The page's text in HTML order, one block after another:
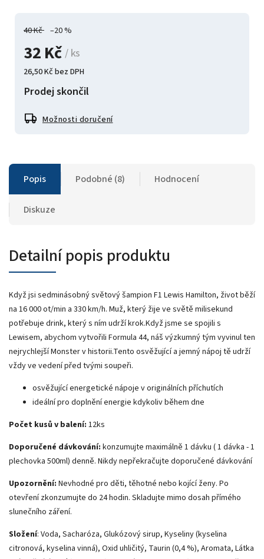
40 Kč –20 %
32 Kč/ ks
26,50 Kč bez DPH
Prodej skončil
Možnosti doručení
Popis Podobné (8) Hodnocení
Diskuze
Detailní popis produktu
Když jsi sedminásobný světový šampion F1 Lewis Hamilton, život běží
na 16 000 ot/min a 330 km/h. Muž, který žije ve světě milisekund
potřebuje drink, který s ním udrží krok.Když jsme se spojili s
Lewisem, abychom vytvořili Formula 44, náš výzkumný tým vyvinul ten
nejrychlejší Monster v historii.Tento osvěžující a jemný nápoj tě udrží
vždy ve vedení před tvými soupeři.
osvěžující energetické nápoje v originálních příchutích
ideální pro doplnění energie kdykoliv během dne
Počet kusů v balení: 12ks
Doporučené dávkování: konzumujte maximálně 1 dávku ( 1 dávka - 1
plechovka 500ml) denně. Nikdy nepřekračujte doporučené dávkování
Upozornění: Nevhodné pro děti, těhotné nebo kojící ženy. Po
otevření zkonzumujte do 24 hodin. Skladujte mimo dosah přímého
slunečního záření.
Složení: Voda, Sacharóza, Glukózový sirup, Kyseliny (kyselina
citronová, kyselina vinná), Oxid uhličitý, Taurin (0,4 %), Aromata, Látka